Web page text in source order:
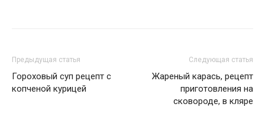
Предыдущая статья
Гороховый суп рецепт с
копченой курицей
Следующая статья
Жареный карась, рецепт
приготовления на
сковороде, в кляре